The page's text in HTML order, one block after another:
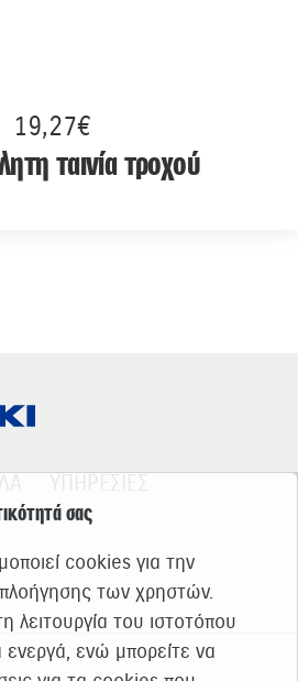
19,27€
ταινία τροχού
σας
cookies για την
των χρηστών.
λειτουργία του ιστοτόπου
ενεργά, ενώ μπορείτε να